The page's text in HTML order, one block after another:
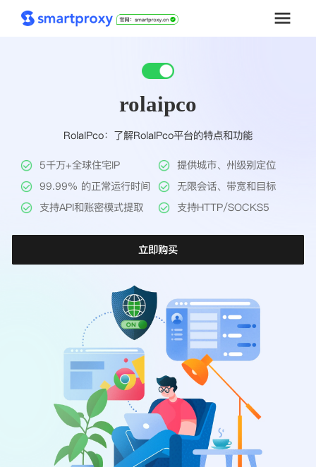
工具
帮助中心
rolaipco
RolaIPco：了解RolaIPco平台的特点和功能
5千万+全球住宅IP
提供城市、州级别定位
99.99% 的正常运行时间
无限会话、带宽和目标
支持API和账密模式提取
支持HTTP/SOCKS5
立即购买